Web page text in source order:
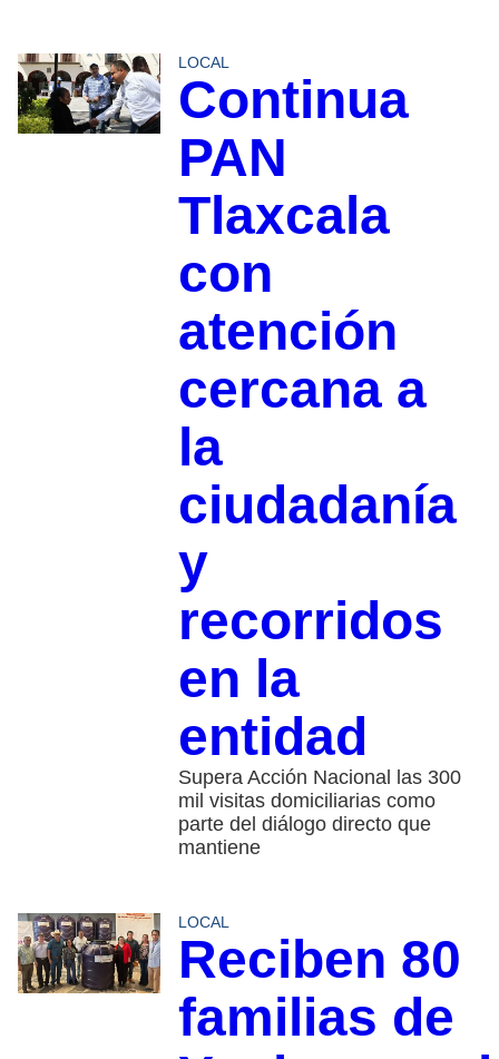
LOCAL
Continua
PAN
Tlaxcala
con
atención
cercana a
la
ciudadanía
y
recorridos
en la
entidad
Supera Acción Nacional las 300
mil visitas domiciliarias como
parte del diálogo directo que
mantiene
LOCAL
Reciben 80
familias de